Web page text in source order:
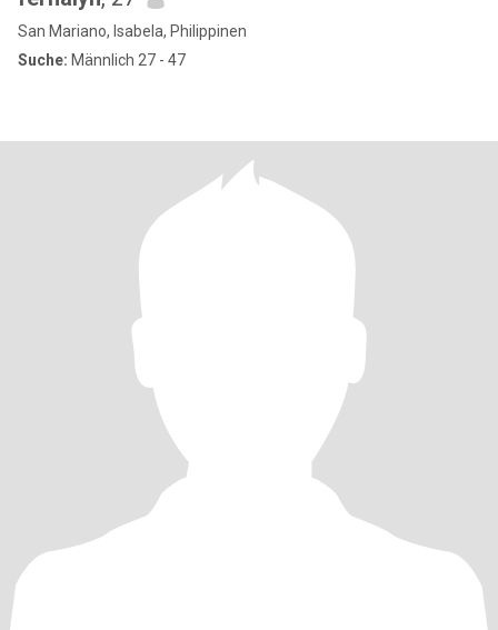
San Mariano, Isabela, Philippinen
Suche: Männlich 27 - 47